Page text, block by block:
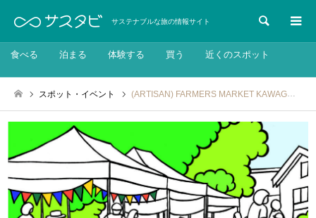
サステナブルな旅の情報サイト 検索
食べる 泊まる 体験する 買う 近くのスポット
スポット・イベント (ARTISAN) FARMERS MARKET KAWAGUCHI 2025 AUTUMN：2025年10月11日・12日